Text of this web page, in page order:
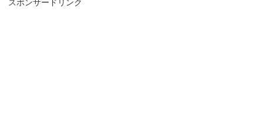
スポンサードリンク